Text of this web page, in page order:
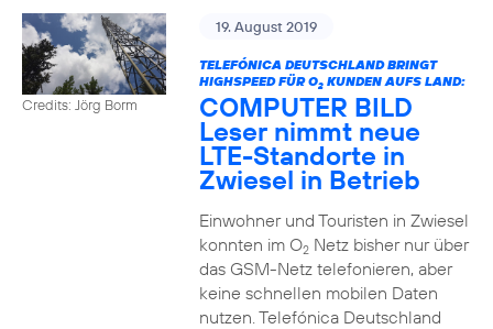
Credits: Jörg Borm
19. August 2019
TELEFÓNICA DEUTSCHLAND BRINGT
HIGHSPEED FÜR O2KUNDEN AUFS LAND:
COMPUTER BILD
Leser nimmt neue
LTE-Standorte in
Zwiesel in Betrieb
Einwohner und Touristen in Zwiesel
konnten im O2Netz bisher nur über
das GSM-Netz telefonieren, aber
keine schnellen mobilen Daten
nutzen. Telefónica Deutschland